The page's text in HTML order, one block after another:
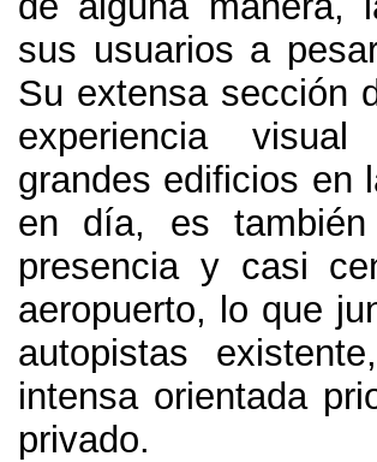
sus usuarios a
Su extensa sección
experiencia
grandes edificios en
en día, es
presencia y casi
aeropuerto,
lo que
autopistas existente
intensa orientada
privado.